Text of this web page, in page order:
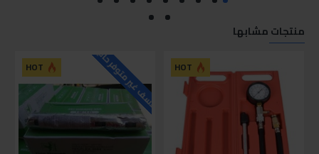
منتجات مشابها
HOT
HOT للاسف غير متوفر حاليا